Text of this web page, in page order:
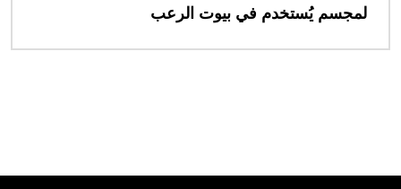
لمجسم يُستخدم في بيوت الرعب